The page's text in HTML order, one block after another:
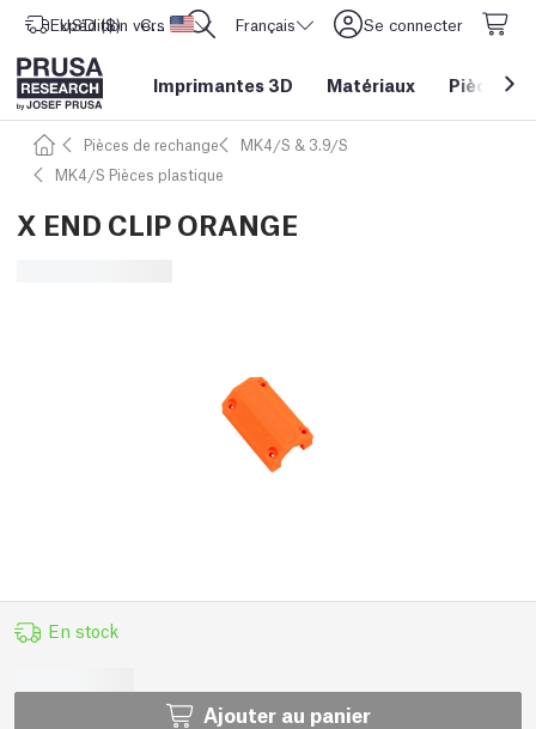
Expédition vers Etats-Unis d'Amérique
USD ($) CORE One L: Maintenant en stock ! Français Se connecter
Imprimantes 3D Matériaux Pièces&
Pièces de rechange
MK4/S & 3.9/S
MK4/S Pièces plastique
X END CLIP ORANGE
En stock
Ajouter au panier